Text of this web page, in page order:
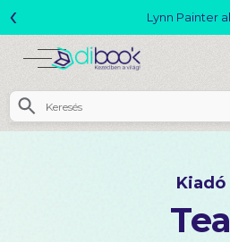
Megjelent! L. J. Shen:
‹
Kiadó
Tea